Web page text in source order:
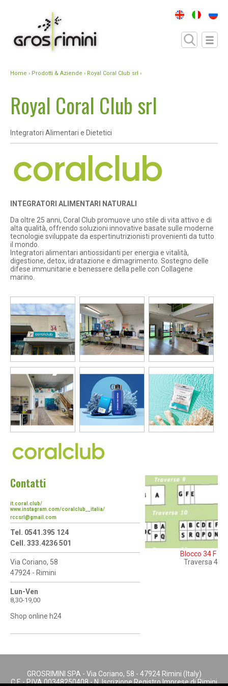
Home › Prodotti & Aziende › Royal Coral Club srl ›
Royal Coral Club srl
Integratori Alimentari e Dietetici
INTEGRATORI ALIMENTARI NATURALI
Da oltre 25 anni, Coral Club promuove uno stile di vita attivo e di
alta qualità, offrendo soluzioni innovative basate sulle moderne
tecnologie sviluppate da espertinutrizionisti provenienti da tutto
il mondo.
Integratori alimentari antiossidanti per energia e vitalità,
digestione, detox, idratazione e dimagrimento. Sostegno delle
difese immunitarie e benessere della pelle con Collagene
marino.
Contatti
it.coral.club/
www.instagram.com/coralclub__italia/
rccsrl@gmail.com
Tel. 0541.395 124
Cell. 333.4236 501
Via Coriano, 58
47924 - Rimini
Lun-Ven
8,30-19,00
Shop online h24
Blocco 34 F
Traversa 4
GROSRIMINI SPA - Via Coriano, 58 - 47924 Rimini (Italy)
C.F. - P.IVA 00348250408 - N. Iscrizione Registro Imprese di Rimini